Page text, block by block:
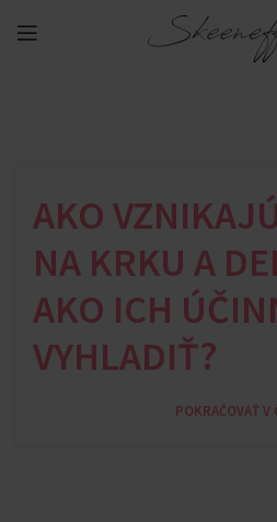
AKO
NA KRKU A
AKO ICH
VYHLADIŤ?
POKRAČOVAŤ V